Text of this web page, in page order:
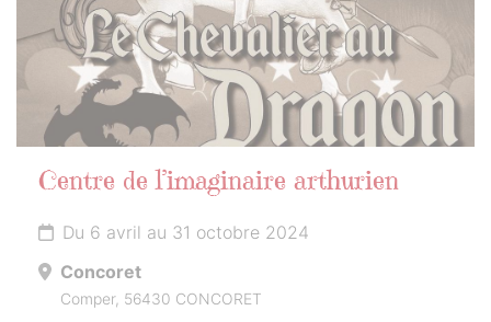
Centre de l’imaginaire arthurien
Du 6 avril au 31 octobre 2024
Concoret
Comper, 56430 CONCORET